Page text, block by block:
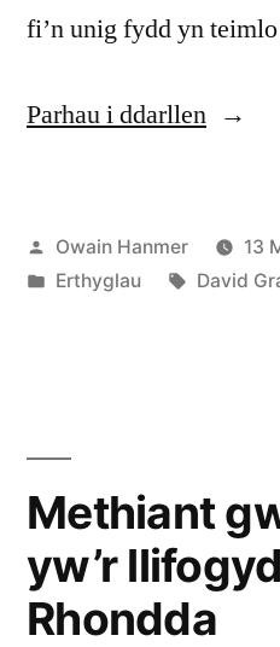
fi’n unig fydd yn
Parhau i ddarllen
Cofnodwyd
ar
Owain Hanmer
13
Cofnodwyd
Erthyglau Tagiau:
David
Methiant
yw’r
Rhondda